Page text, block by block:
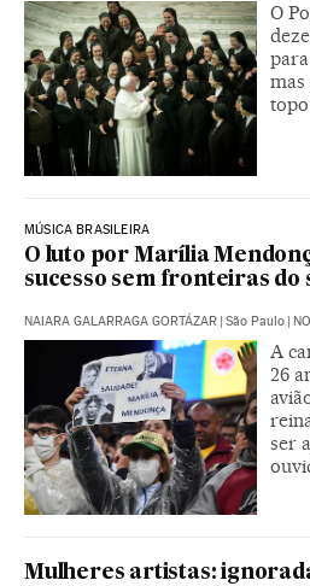
O
mas
MÚSICA BRASILEIRA
O luto por Marília
sucesso sem fronteiras do
NAIARA GALARRAGA GORTÁZAR | São Paulo |
A
26
ser
Mulheres artistas: